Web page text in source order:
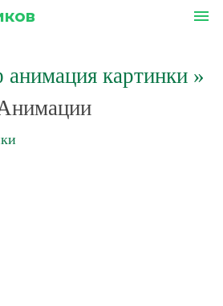
menu
картинки»